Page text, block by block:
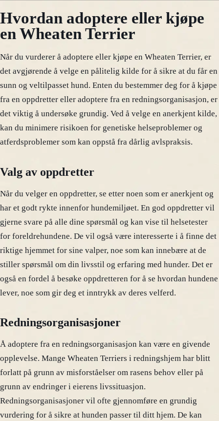
Hvordan adoptere eller kjøpe
en Wheaten Terrier
Når du vurderer å adoptere eller kjøpe en Wheaten Terrier, er
det avgjørende å velge en pålitelig kilde for å sikre at du får en
sunn og veltilpasset hund. Enten du bestemmer deg for å kjøpe
fra en oppdretter eller adoptere fra en redningsorganisasjon, er
det viktig å undersøke grundig. Ved å velge en anerkjent kilde,
kan du minimere risikoen for genetiske helseproblemer og
atferdsproblemer som kan oppstå fra dårlig avlspraksis.
Valg av oppdretter
Når du velger en oppdretter, se etter noen som er anerkjent og
har et godt rykte innenfor hundemiljøet. En god oppdretter vil
gjerne svare på alle dine spørsmål og kan vise til helsetester
for foreldrehundene. De vil også være interesserte i å finne det
riktige hjemmet for sine valper, noe som kan innebære at de
stiller spørsmål om din livsstil og erfaring med hunder. Det er
også en fordel å besøke oppdretteren for å se hvordan hundene
lever, noe som gir deg et inntrykk av deres velferd.
Redningsorganisasjoner
Å adoptere fra en redningsorganisasjon kan være en givende
opplevelse. Mange Wheaten Terriers i redningshjem har blitt
forlatt på grunn av misforståelser om rasens behov eller på
grunn av endringer i eierens livssituasjon.
Redningsorganisasjoner vil ofte gjennomføre en grundig
vurdering for å sikre at hunden passer til ditt hjem. De kan